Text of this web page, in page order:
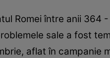
Romei între anii
sale a fost
aflat în campanie